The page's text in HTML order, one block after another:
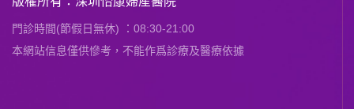
門診時間(節假日無休) ：08:30-21:00
本網站信息僅供慘考，不能作爲診療及醫療依據